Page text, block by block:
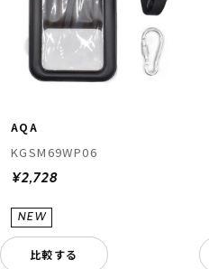
AQA
KGSM69WP06
¥2,728
比較する